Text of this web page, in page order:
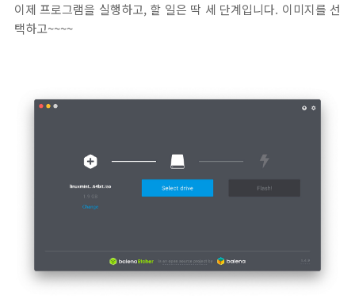
이제 프로그램을 실행하고, 할 일은 딱 세 단계입니다. 이미지를 선
택하고~~~~